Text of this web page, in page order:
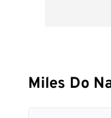
Miles Do